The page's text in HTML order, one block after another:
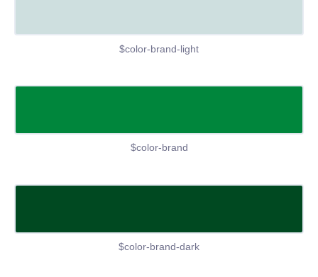
$color-brand-light
$color-brand
$color-brand-dark